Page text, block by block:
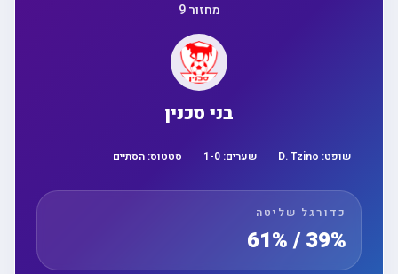
מחזור 9
בני סכנין
שופט:D. Tzino שערים: 1 -0 סטטוס:הסתיים
כדורגל שליטה
39% / 61%